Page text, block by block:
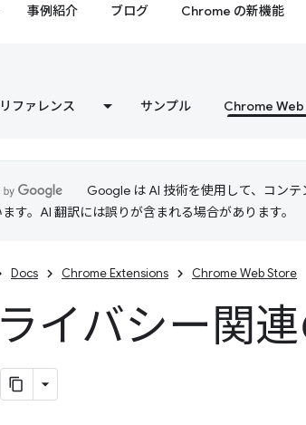
事例紹介 ブログ Chrome の新機能
リファレンス サンプル Chrome
Google は AI 技術を使用して、コン
す。AI 翻訳には誤りが含まれる場合があります。
Docs Chrome Extensions Chrome Web Store
イバシー関